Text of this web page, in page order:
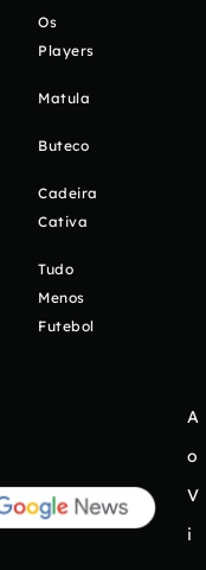
Os
Players
Matula
Buteco
Cadeira
Cativa
Tudo
Menos
Futebol
A
o
V
i